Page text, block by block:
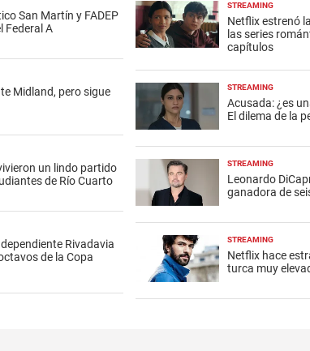
San Martín y FADEP
Federal A
Midland, pero sigue
un lindo partido
de Río Cuarto
Rivadavia
de la Copa
STREAMING
Netflix estrenó
las series
capítulos
STREAMING
Acusada: ¿es
El dilema de la
STREAMING
Leonardo
ganadora de
STREAMING
Netflix hace
turca muy